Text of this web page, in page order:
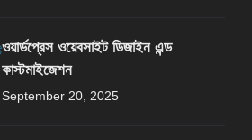
ওয়ার্ডপ্রেস ওয়েবসাইট ডিজাইন এন্ড
কাস্টমাইজেশন
September 20, 2025